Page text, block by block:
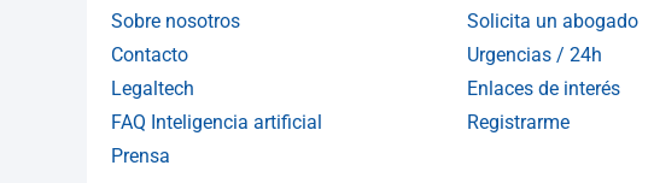
Sobre nosotros
Contacto
Legaltech
FAQ Inteligencia artificial
Prensa
Solicita un abogado
Urgencias / 24h
Enlaces de interés
Registrarme